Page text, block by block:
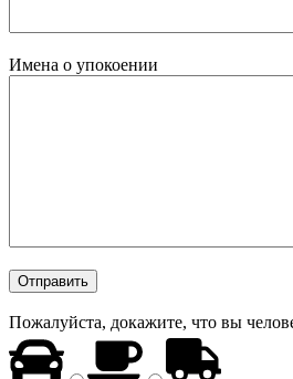
Имена о упокоении
Пожалуйста, докажите, что вы